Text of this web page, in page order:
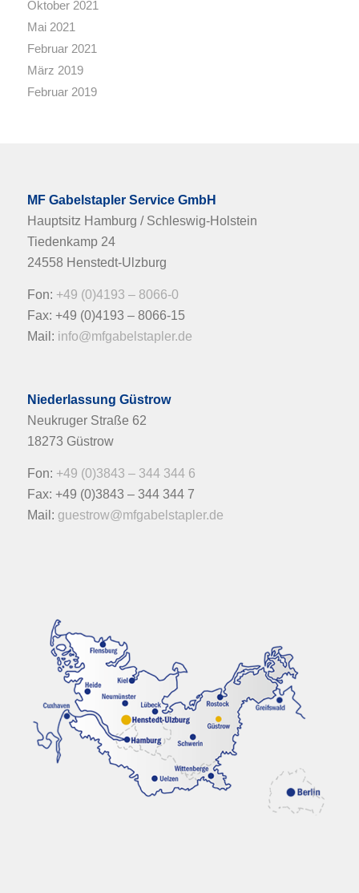
Oktober 2021
Mai 2021
Februar 2021
März 2019
Februar 2019
MF Gabelstapler Service GmbH
Hauptsitz Hamburg / Schleswig-Holstein
Tiedenkamp 24
24558 Henstedt-Ulzburg
Fon: +49 (0)4193 – 8066-0
Fax: +49 (0)4193 – 8066-15
Mail: info@mfgabelstapler.de
Niederlassung Güstrow
Neukruger Straße 62
18273 Güstrow
Fon: +49 (0)3843 – 344 344 6
Fax: +49 (0)3843 – 344 344 7
Mail: guestrow@mfgabelstapler.de